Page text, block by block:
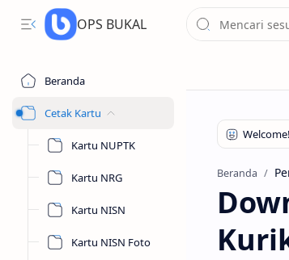
OPS BUKAL
Beranda
Cetak Kartu
Kartu NUPTK
Kartu NRG
Kartu NISN
Kartu NISN Foto
Beranda